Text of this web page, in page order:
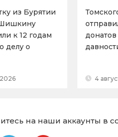
из Бурятии
к 12 годам
делу о
2026 4
на наши аккаунты в